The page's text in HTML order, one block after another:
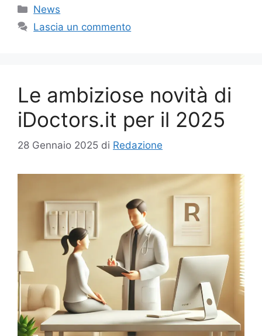
Categorie
News
Lascia un commento
Le ambiziose novità di
iDoctors.it per il 2025
28 Gennaio 2025 di Redazione